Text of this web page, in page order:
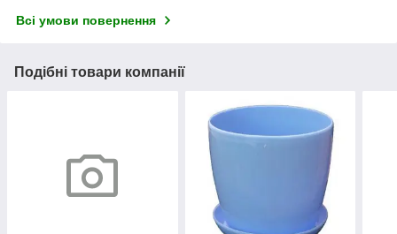
Всі умови повернення
Подібні товари компанії